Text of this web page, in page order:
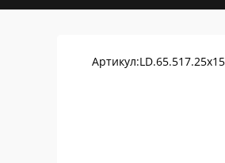
Артикул:LD.65.517.25х15